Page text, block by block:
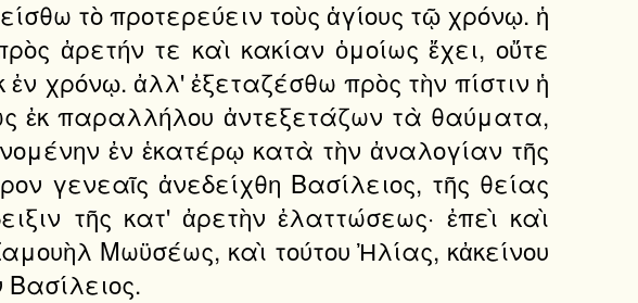
τὸ προτερεύειν τοὺς ἁγίους τῷ χρόνῳ. ἡ
ἀρετήν τε καὶ κακίαν ὁμοίως ἔχει, οὔτε
ἐν χρόνῳ. ἀλλ' ἐξεταζέσθω πρὸς τὴν πίστιν ἡ
ἐκ παραλλήλου ἀντεξετάζων τὰ θαύματα,
ἐν ἑκατέρῳ κατὰ τὴν ἀναλογίαν τῆς
γενεαῖς ἀνεδείχθη Βασίλειος, τῆς θείας
τῆς κατ' ἀρετὴν ἐλαττώσεως· ἐπεὶ καὶ
Μωϋσέως, καὶ τούτου Ἠλίας, κἀκείνου